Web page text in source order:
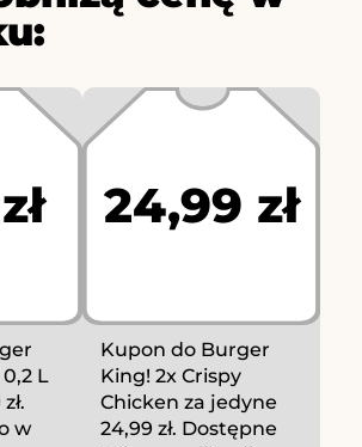
L
w
24,99 zł
Kupon do Burger
King! 2x Crispy
Chicken za jedyne
24,99 zł. Dostępne